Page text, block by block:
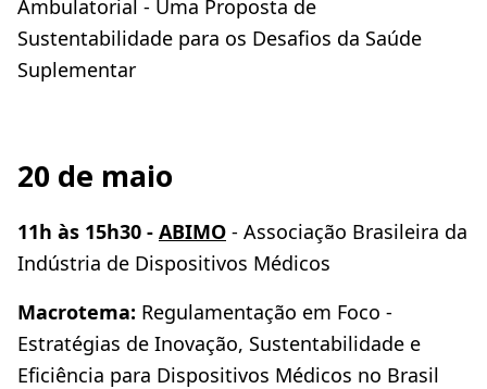
Ambulatorial - Uma Proposta de
Sustentabilidade para os Desafios da Saúde
Suplementar
20 de maio
11h às 15h30 - ABIMO - Associação Brasileira da
Indústria de Dispositivos Médicos
Macrotema: Regulamentação em Foco -
Estratégias de Inovação, Sustentabilidade e
Eficiência para Dispositivos Médicos no Brasil